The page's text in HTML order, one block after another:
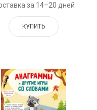
за 14–20 дней
КУПИТЬ